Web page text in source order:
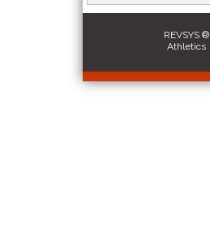
REVSYS ®
Athletics